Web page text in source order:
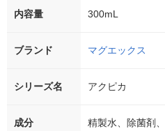
内容量 300mL
ブランド マグエックス
シリーズ名 アクピカ
成分 精製水、除菌剤